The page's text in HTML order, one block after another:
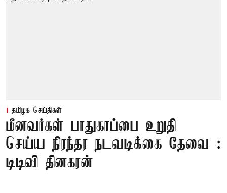
தமிழக செய்திகள்
மீனவர்கள் பாதுகாப்பை உறுதி
செய்ய நிரந்தர நடவடிக்கை தேவை :
டிடிவி தினகரன்